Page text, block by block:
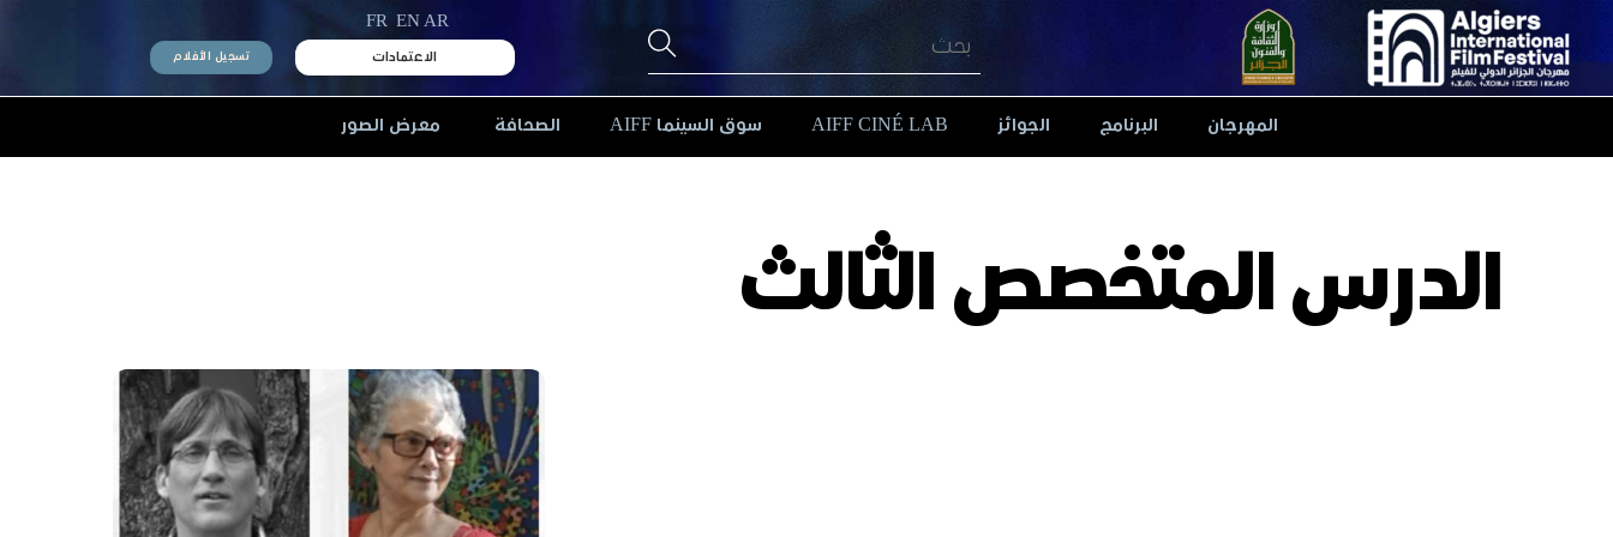
content
AR
EN
FR
الاعتمادات تسجيل الأفلام
المهرجان البرنامج الجوائز AIFF CINÉ LAB سوق السينما AIFF الصحافة معرض الصور
الدرس المتخصص الثالث